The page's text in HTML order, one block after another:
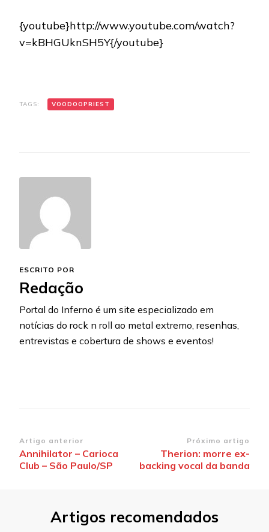
{youtube}http://www.youtube.com/watch?
v=kBHGUknSH5Y{/youtube}
TAGS: VOODOOPRIEST
ESCRITO POR
Redação
Portal do Inferno é um site especializado em
notícias do rock n roll ao metal extremo, resenhas,
entrevistas e cobertura de shows e eventos!
Navegação
de
Artigo anterior
Annihilator – Carioca
Club – São Paulo/SP
Próximo artigo
Therion: morre ex-
backing vocal da banda
Artigos recomendados